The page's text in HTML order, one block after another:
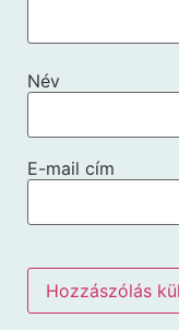
Név
E-mail cím